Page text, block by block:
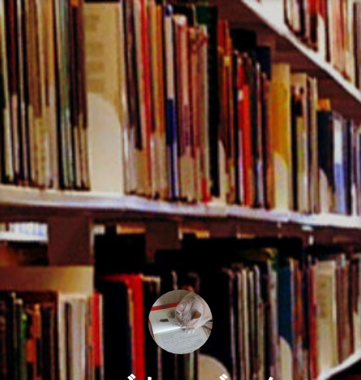
コ
ン
テ
ン
ツ
へ
ス
キ
ッ
プ